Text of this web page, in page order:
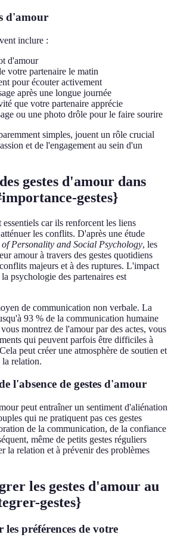
d'amour
inclure :
d'amour
votre partenaire le matin
pour écouter activement
après une longue journée
que votre partenaire apprécie
ou une photo drôle pour le faire sourire
simples, jouent un rôle crucial
et de l'engagement au sein d'un
gestes d'amour dans
gestes}
essentiels car ils renforcent les liens
les conflits. D'après une étude
Personality and Social Psychology, les
amour à travers des gestes quotidiens
majeurs et à des ruptures. L'impact
psychologie des partenaires est
de communication non verbale. La
93 % de la communication humaine
montrez de l'amour par des actes, vous
qui peuvent parfois être difficiles à
peut créer une atmosphère de soutien et
la relation.
l'absence de gestes d'amour
peut entraîner un sentiment d'aliénation
qui ne pratiquent pas ces gestes
de la communication, de la confiance
même de petits gestes réguliers
la relation et à prévenir des problèmes
les gestes d'amour au
gestes}
préférences de votre